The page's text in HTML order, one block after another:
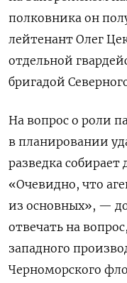
полковника он
лейтенант Олег
отдельной
бригадой
На вопрос о роли
в планировании
разведка собирает
«Очевидно, что
из основных», —
отвечать на
западного
Черноморского